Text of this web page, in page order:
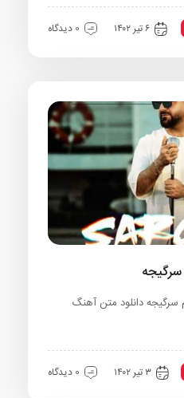
۶ تیر ۱۴۰۲ 0 دیدگاه
دانلود متن آهنگ
۳ تیر ۱۴۰۲ 0 دیدگاه